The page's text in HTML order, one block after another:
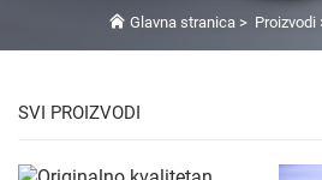
Glavna stranica > Proizvodi
SVI PROIZVODI